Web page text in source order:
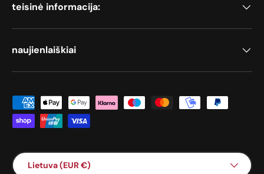
teisinė informacija:
naujienlaiškiai
Priimami mokėjimo būdai
Šalis / Regionas
Lietuva (EUR €)